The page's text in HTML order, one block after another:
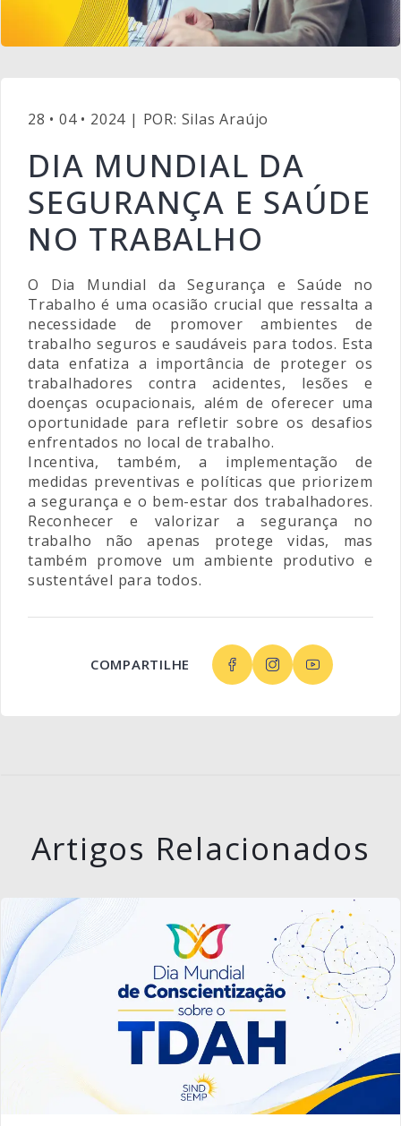
28 • 04 • 2024 | POR: Silas Araújo
DIA MUNDIAL DA
SEGURANÇA E SAÚDE
NO TRABALHO
O Dia Mundial da Segurança e Saúde no
Trabalho é uma ocasião crucial que ressalta a
necessidade de promover ambientes de
trabalho seguros e saudáveis para todos. Esta
data enfatiza a importância de proteger os
trabalhadores contra acidentes, lesões e
doenças ocupacionais, além de oferecer uma
oportunidade para refletir sobre os desafios
enfrentados no local de trabalho.
Incentiva, também, a implementação de
medidas preventivas e políticas que priorizem
a segurança e o bem-estar dos trabalhadores.
Reconhecer e valorizar a segurança no
trabalho não apenas protege vidas, mas
também promove um ambiente produtivo e
sustentável para todos.
COMPARTILHE
Artigos Relacionados